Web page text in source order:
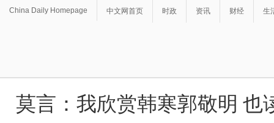
China Daily Homepage 中文网首页 时政 资讯 财经 生
莫言：我欣赏韩寒郭敬明 也